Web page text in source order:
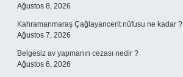
Ağustos 8, 2026
Kahramanmaraş Çağlayancerit nüfusu ne kadar ?
Ağustos 7, 2026
Belgesiz av yapmanın cezası nedir ?
Ağustos 6, 2026